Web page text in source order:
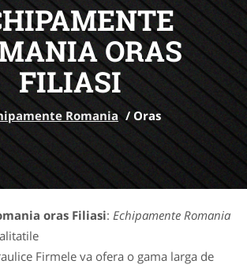
ORAS
FILIASI
Romania / Oras
oras Filiasi: Echipamente Romania
Firmele va ofera o gama larga de